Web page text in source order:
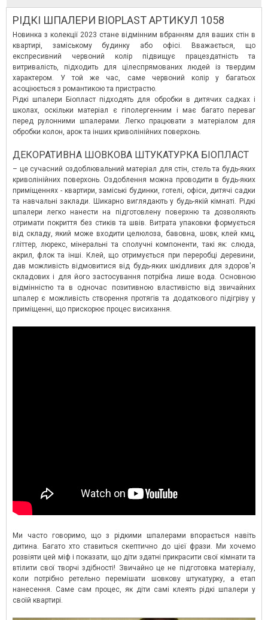
РІДКІ ШПАЛЕРИ BIOPLAST АРТИКУЛ 1058
Новинка з колекції 2023 стане відмінним вбранням для ваших стін в
квартирі, заміському будинку або офісі. Вважається, що
експресивний червоний колір підвищує працездатність та
витривалість, підходить для цілеспрямованих людей із твердим
характером. У той же час, саме червоний колір у багатьох
асоціюється з романтикою та пристрастю.
Рідкі шпалери Біопласт підходять для обробки в дитячих садках і
школах, оскільки матеріал є гіполергенним і має багато переваг
перед рулонними шпалерами. Легко працювати з матеріалом для
обробки колон, арок та інших криволінійних поверхонь.
ДЕКОРАТИВНА ШОВКОВА ШТУКАТУРКА БІОПЛАСТ
– це сучасний оздоблювальний матеріал для стін, стель та будь-яких
криволінійних поверхонь. Оздоблення можна проводити в будь-яких
приміщеннях - квартири, заміські будинки, готелі, офіси, дитячі садки
та навчальні заклади. Шикарно виглядають у будь-якій кімнаті. Рідкі
шпалери легко нанести на підготовлену поверхню та дозволяють
отримати покриття без стиків та швів. Витрата упаковки формується
від складу, який може входити целюлоза, бавовна, шовк, клей кмц,
гліттер, люрекс, мінеральні та сполучні компоненти, такі як: слюда,
акрил, флок та інші. Клей, що отримується при переробці деревини,
дав можливість відмовитися від будь-яких шкідливих для здоров'я
складових і для його застосування потрібна лише вода. Основною
відмінністю та в одночас позитивною властивістю від звичайних
шпалер є можливість створення протягів та додаткового підігріву у
приміщенні, що прискорює процес висихання.
Ми часто говоримо, що з рідкими шпалерами впорається навіть
дитина. Багато хто ставиться скептично до цієї фрази. Ми хочемо
розвіяти цей міф і показати, що діти здатні прикрасити свої кімнати та
втілити свої творчі здібності! Звичайно це не підготовка матеріалу,
коли потрібно ретельно перемішати шовкову штукатурку, а етап
нанесення. Саме сам процес, як діти самі клеять рідкі шпалери у
своїй квартирі.